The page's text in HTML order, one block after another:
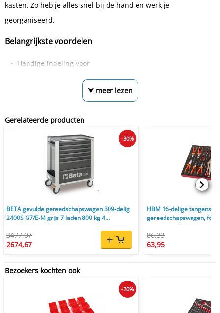
kasten. Zo heb je alles snel bij de hand en werk je
georganiseerd.
Belangrijkste voordelen
Handige indeling voor
⮟ meer lezen
Gerelateerde producten
BETA gevulde gereedschapswagen 309-delig
2400S G7/E-M grijs 7 laden 800 kg 4
zwenkwielen 125 mm
3477,07
2674,67
-30%
HBM 16-delige tangenset
gereedschapswagen,
86,33
63,95
Bezoekers kochten ook
-20%